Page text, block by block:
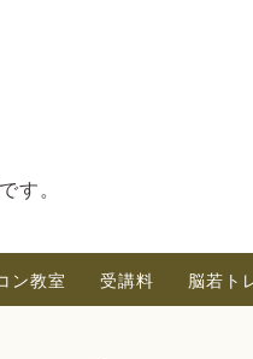
す。
ン教室 受講料 脳若ト